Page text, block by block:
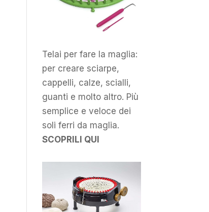
Telai per fare la maglia:
per creare sciarpe,
cappelli, calze, scialli,
guanti e molto altro. Più
semplice e veloce dei
soli ferri da maglia.
SCOPRILI QUI